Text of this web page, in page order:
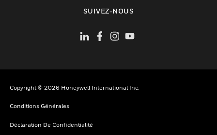
SUIVEZ-NOUS
Copyright © 2026 Honeywell International Inc.
Conditions Générales
Déclaration De Confidentialité